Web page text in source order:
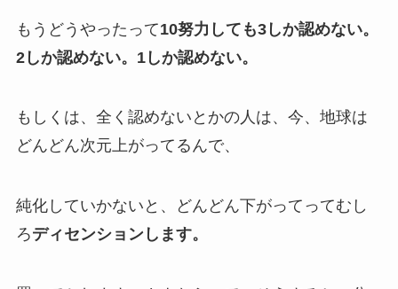
もうどうやったって10努力しても3しか認めない。
2しか認めない。1しか認めない。
もしくは、全く認めないとかの人は、今、地球は
どんどん次元上がってるんで、
純化していかないと、どんどん下がってってむし
ろディセンションします。